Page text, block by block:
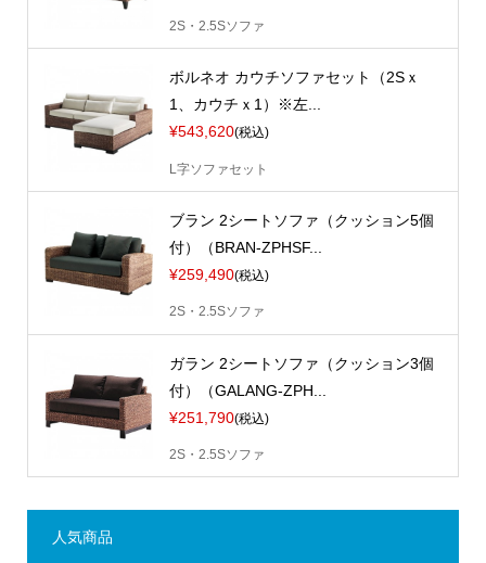
2S・2.5Sソファ
ボルネオ カウチソファセット（2Sｘ
1、カウチｘ1）※左...
¥543,620(税込)
L字ソファセット
ブラン 2シートソファ（クッション5個
付）（BRAN-ZPHSF...
¥259,490(税込)
2S・2.5Sソファ
ガラン 2シートソファ（クッション3個
付）（GALANG-ZPH...
¥251,790(税込)
2S・2.5Sソファ
人気商品